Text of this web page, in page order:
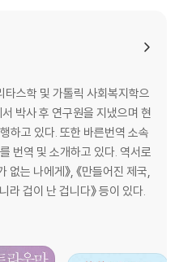
!
월 사이드 플랭크 | 의자 스쿼트 |
버전의 딥 | 의자 플랭크
스학 및 가톨릭 사회복지학으
박사 후 연구원을 지냈으며 현
하고 있다. 또한 바른번역 소속
번역 및 소개하고 있다. 역서로
없는 나에게》, 《만들어진 제국,
라 겁이 난 겁니다》 등이 있다.